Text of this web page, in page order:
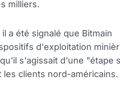
milliers.
a été signalé que Bitmain
d'exploitation
s'agissait d'une "étape
clients nord-américains.